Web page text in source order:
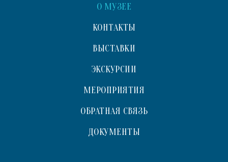
О МУЗЕЕ
КОНТАКТЫ
ВЫСТАВКИ
ЭКСКУРСИИ
МЕРОПРИЯТИЯ
ОБРАТНАЯ СВЯЗЬ
ДОКУМЕНТЫ